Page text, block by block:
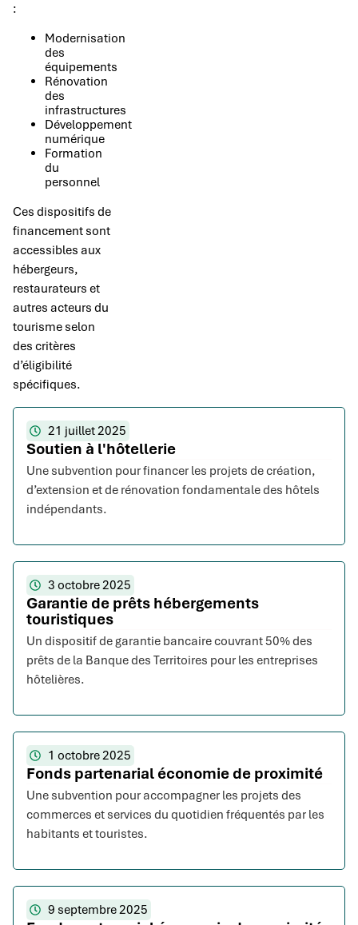
:
Modernisation
des
équipements
Rénovation
des
infrastructures
Développement
numérique
Formation
du
personnel
Ces dispositifs de
financement sont
accessibles aux
hébergeurs,
restaurateurs et
autres acteurs du
tourisme selon
des critères
d’éligibilité
spécifiques.
21 juillet 2025
Soutien à l'hôtellerie
Une subvention pour financer les projets de création,
d’extension et de rénovation fondamentale des hôtels
indépendants.
3 octobre 2025
Garantie de prêts hébergements
touristiques
Un dispositif de garantie bancaire couvrant 50% des
prêts de la Banque des Territoires pour les entreprises
hôtelières.
1 octobre 2025
Fonds partenarial économie de proximité
Une subvention pour accompagner les projets des
commerces et services du quotidien fréquentés par les
habitants et touristes.
9 septembre 2025